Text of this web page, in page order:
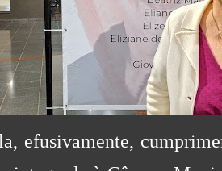
efusivamente,